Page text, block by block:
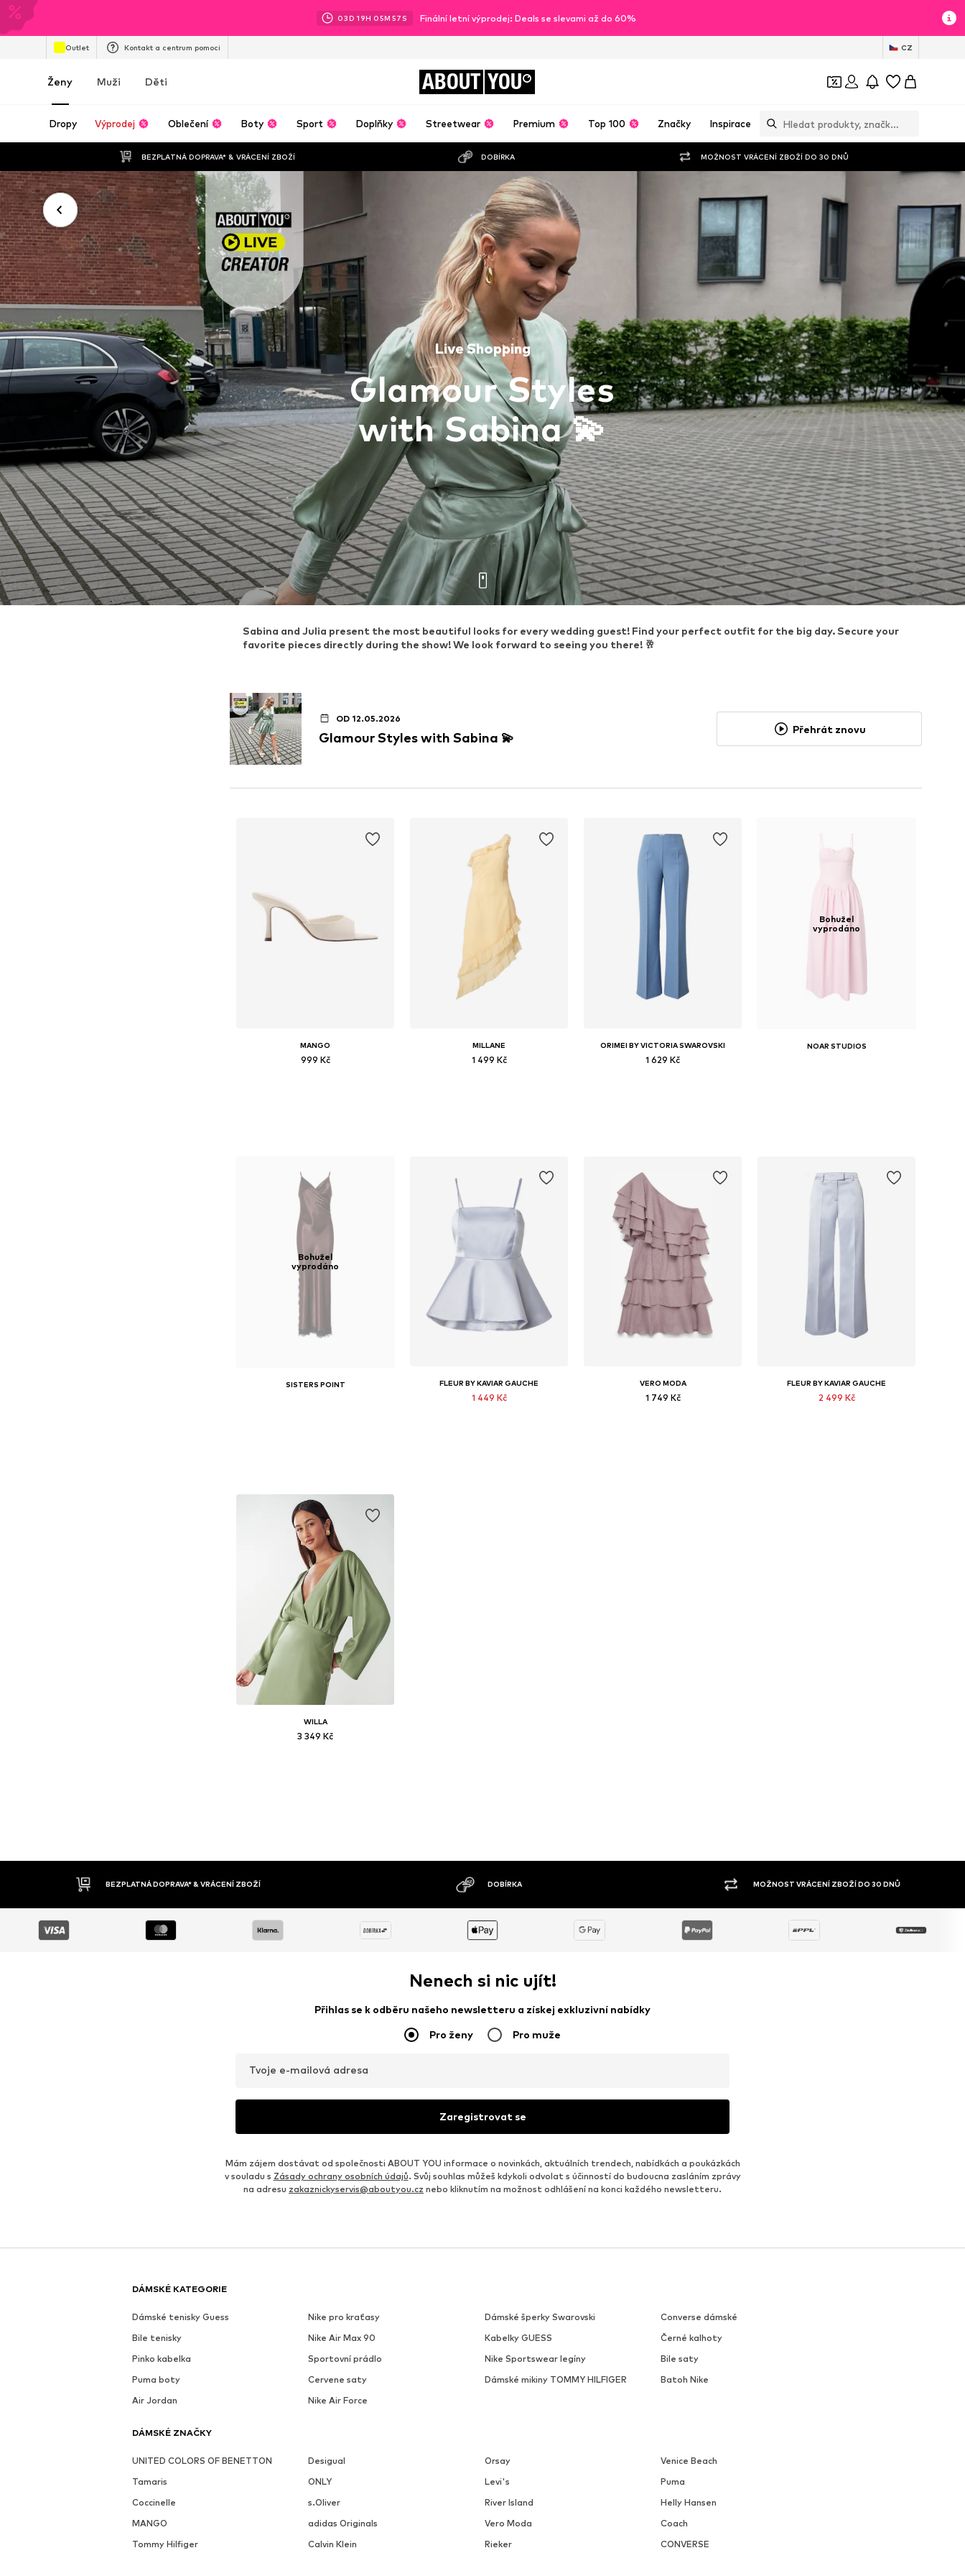
03D 19H 05M 56 S Finální letní výprodej: Deals se slevami až do 60%
Outlet Kontakt a centrum pomoci CZ
Ženy Muži Děti ABOUT YOU
Dropy Výprodej Oblečení Boty Sport Doplňky Streetwear Premium Top 100 Značky Inspirace
BEZPLATNÁ DOPRAVA* & VRÁCENÍ ZBOŽÍ DOBÍRKA MOŽNOST VRÁCENÍ ZBOŽÍ DO 30 DNŮ
Live Shopping
Glamour Styles
with Sabina 💫
Sabina and Julia present the most beautiful looks for every wedding guest! Find your perfect outfit for the big day. Secure your
favorite pieces directly during the show! We look forward to seeing you there! 🥂
OD 12.05.2026
Glamour Styles with Sabina 💫
Přehrát znovu
MANGO
999 Kč
MILLANE
1 499 Kč
ORIMEI BY VICTORIA SWAROVSKI
1 629 Kč
Bohužel
vyprodáno
NOAR STUDIOS
Bohužel
vyprodáno
SISTERS POINT FLEUR BY KAVIAR GAUCHE
1 449 Kč
VERO MODA
1 749 Kč
FLEUR BY KAVIAR GAUCHE
2 499 Kč
WILLA
3 349 Kč
DOBÍRKA MOŽNOST VRÁCENÍ ZBOŽÍ DO 30 DNŮ VELKÝ SORTIMENT
Nenech si nic ujít!
Přihlas se k odběru našeho newsletteru a získej exkluzivní nabídky
Pro ženy Pro muže
Tvoje e-mailová adresa
Zaregistrovat se
Mám zájem dostávat od společnosti ABOUT YOU informace o novinkách, aktuálních trendech, nabídkách a poukázkách
v souladu s Zásady ochrany osobních údajů. Svůj souhlas můžeš kdykoli odvolat s účinností do budoucna zasláním zprávy
na adresu zakaznickyservis@aboutyou.cz nebo kliknutím na možnost odhlášení na konci každého newsletteru.
DÁMSKÉ KATEGORIE
Dámské tenisky Guess Nike pro kraťasy Dámské šperky Swarovski
Converse dámské
Bile tenisky
Nike Air Max 90 Kabelky GUESS
Černé kalhoty
Pinko kabelka
Sportovní prádlo Nike Sportswear legíny
Bile saty
Puma boty
Cervene saty Dámské mikiny TOMMY HILFIGER
Batoh Nike
Air Jordan
Nike Air Force
DÁMSKÉ ZNAČKY
UNITED COLORS OF BENETTON Desigual Orsay
Venice Beach
Tamaris
ONLY Levi's
Puma
Coccinelle
s.Oliver River Island
Helly Hansen
MANGO
adidas Originals Vero Moda
Coach
Tommy Hilfiger
Calvin Klein Rieker CONVERSE